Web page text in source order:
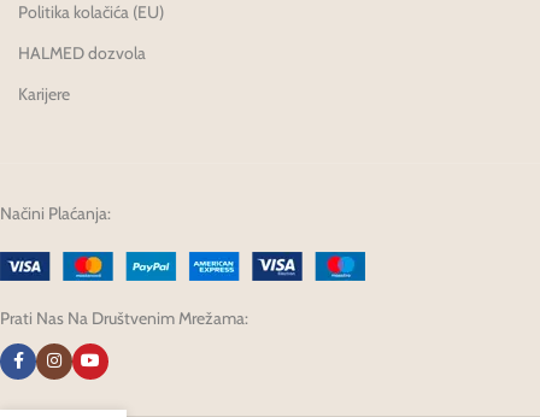
Politika kolačića (EU)
HALMED dozvola
Karijere
Načini Plaćanja:
Prati Nas Na Društvenim Mrežama: